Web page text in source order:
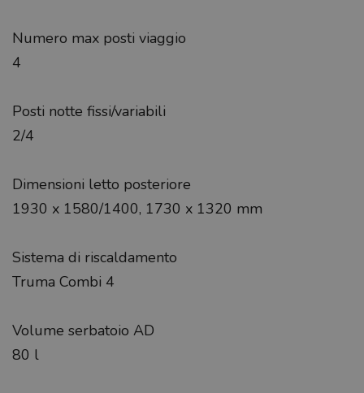
Numero max posti viaggio
4
Posti notte fissi/variabili
2/4
Dimensioni letto posteriore
1930 x 1580/1400, 1730 x 1320 mm
Sistema di riscaldamento
Truma Combi 4
Volume serbatoio AD
80 l